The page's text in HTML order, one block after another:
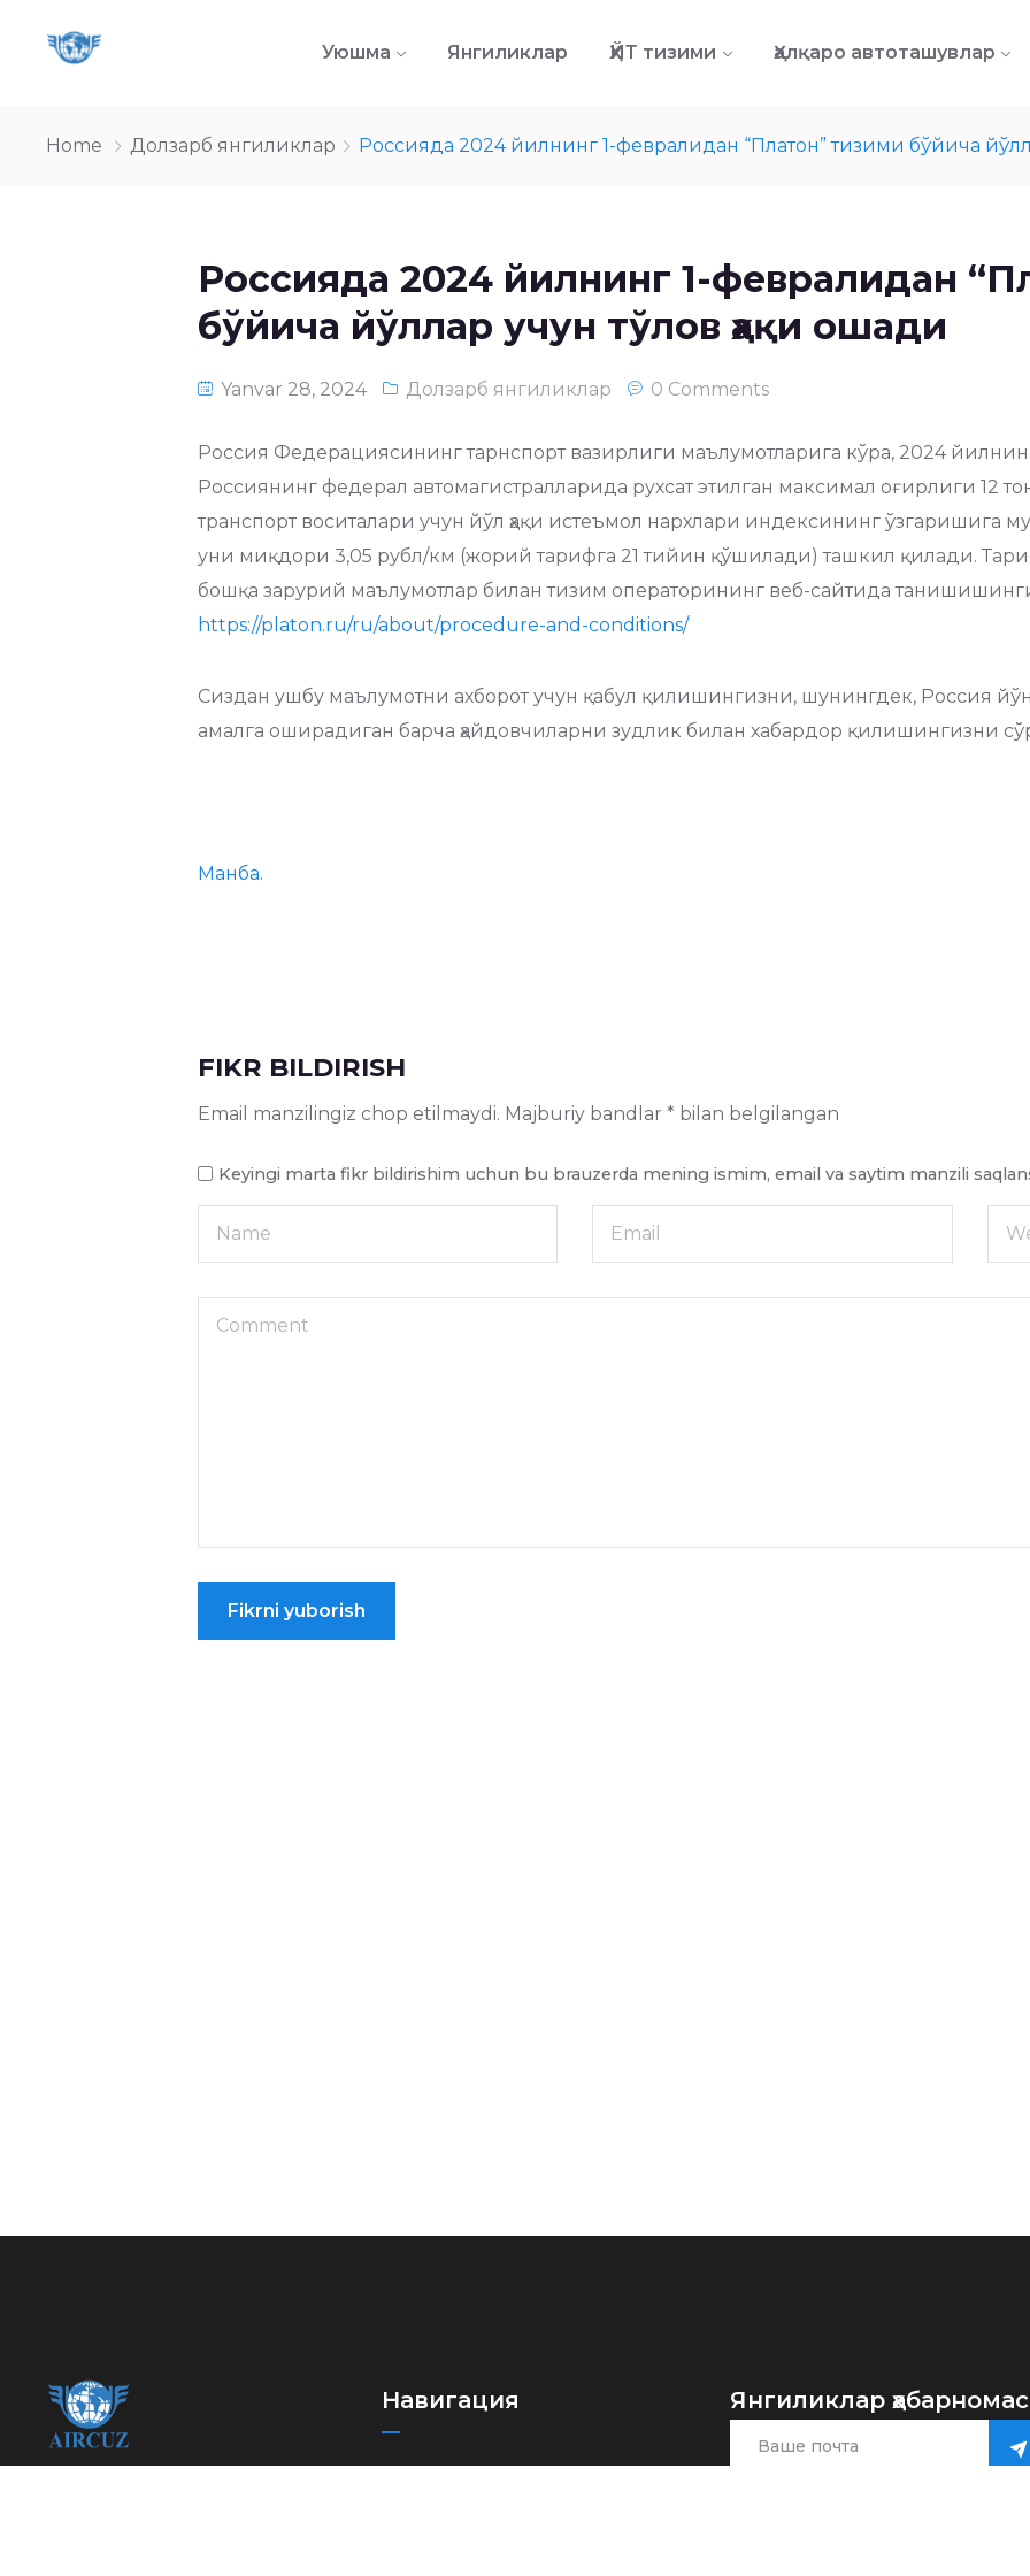
Уюшма Янгиликлар ҲЙТ тизими Ҳалқаро автоташувлар
Home Долзарб янгиликлар Россияда 2024 йилнинг 1-февралидан “Платон” тизими бўйича
Россияда 2024 йилнинг 1-февралидан
бўйича йўллар учун тўлов ҳақи ошади
Yanvar 28, 2024 Долзарб янгиликлар 0 Comments
Россия Федерациясининг тарнспорт вазирлиги маълумотларига кўра, 2024
Россиянинг федерал автомагистралларида рухсат этилган максимал оғирлиги 12
транспорт воситалари учун йўл ҳақи истеъмол нархлари индексининг ўзгаришига
уни миқдори 3,05 рубл/км (жорий тарифга 21 тийин қўшилади) ташкил қилади.
бошқа зарурий маълумотлар билан тизим операторининг веб-сайтида
https://platon.ru/ru/about/procedure-and-conditions/
Сиздан ушбу маълумотни ахборот учун қабул қилишингизни, шунингдек, Россия
амалга оширадиган барча ҳайдовчиларни зудлик билан хабардор қилишингизни
Манба.
FIKR BILDIRISH
Email manzilingiz chop etilmaydi. Majburiy bandlar * bilan belgilangan
Keyingi marta fikr bildirishim uchun bu brauzerda mening ismim, email va saytim manzili
Навигация Янгиликлар